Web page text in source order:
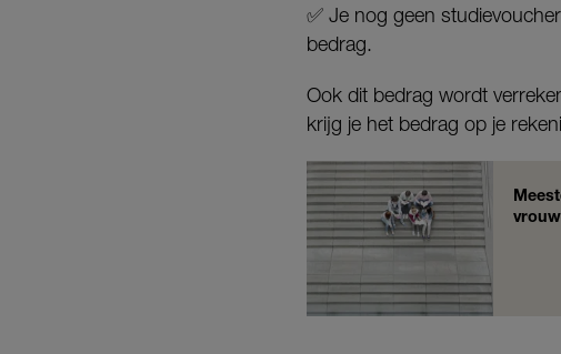
✅ Je nog geen
bedrag.
Ook dit bedrag wordt
krijg je het bedrag op je